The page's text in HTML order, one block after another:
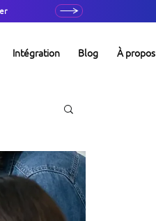
Intégration Blog À propos